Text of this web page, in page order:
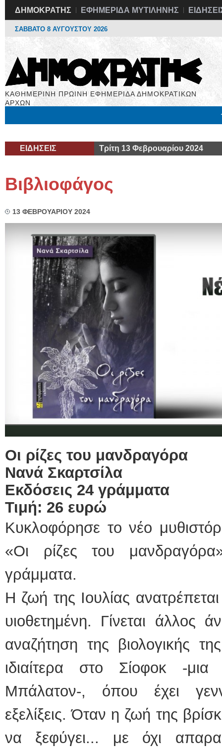
ΔΗΜΟΚΡΑΤΗΣ ΕΦΗΜΕΡΙΔΑ ΜΥΤΙΛΗΝΗΣ
ΣΑΒΒΑΤΟ 8 ΑΥΓΟΥΣΤΟΥ 2026
ΚΑΘΗΜΕΡΙΝΗ ΠΡΩΙΝΗ ΕΦΗΜΕΡΙΔΑ ΔΗΜΟΚΡΑΤΙΚΩΝ
ΑΡΧΩΝ
ΕΙΔΗΣΕΙΣ Τρίτη 13 Φεβρουαρίου 2024
Βιβλιοφάγος
13 ΦΕΒΡΟΥΑΡΙΟΥ 2024
Οι ρίζες του μανδραγόρα
Νανά Σκαρτσίλα
Εκδόσεις 24 γράμματα
Τιμή: 26 ευρώ
Κυκλοφόρησε το νέο
«Οι ρίζες του
γράμματα.
Η ζωή της Ιουλίας ανατρέπεται
υιοθετημένη. Γίνεται άλλος
αναζήτηση της βιολογικής
ιδιαίτερα στο Σίοφοκ -
Μπάλατον-, όπου έχει
εξελίξεις. Όταν η ζωή της
να ξεφύγει... με όχι